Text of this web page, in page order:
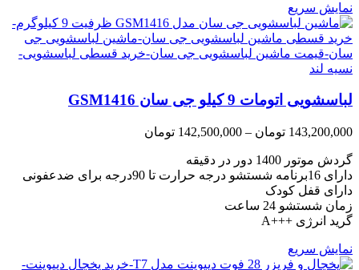
نمایش سریع
لباسشویی اتومات 9 کیلو جی سان GSM1416
143,200,000 تومان –
142,500,000 تومان
through
گردش موتور 1400 دور در دقیقه
دارای 16برنامه شستشو درجه حرارت تا 90درجه برای ضدعفونی
دارای قفل کودک
زمان شستشو 24 ساعت
گرید انرژی +++A
نمایش سریع